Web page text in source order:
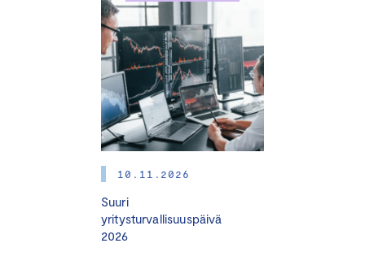
10.11.2026
Suuri
yritysturvallisuuspäivä
2026